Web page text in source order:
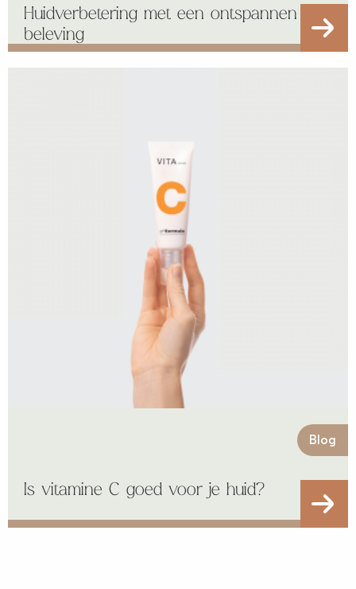
Huidverbetering met een ontspannen
beleving
Blog
Is vitamine C goed voor je huid?